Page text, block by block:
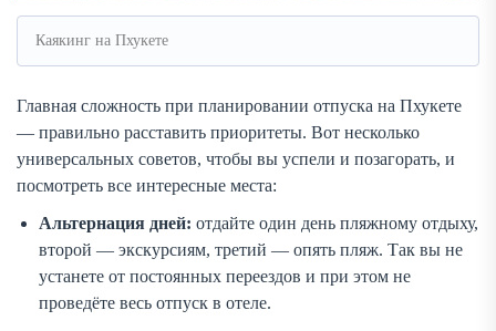
Каякинг на Пхукете
Главная сложность при планировании отпуска на Пхукете
— правильно расставить приоритеты. Вот несколько
универсальных советов, чтобы вы успели и позагорать, и
посмотреть все интересные места:
Альтернация дней: отдайте один день пляжному отдыху,
второй — экскурсиям, третий — опять пляж. Так вы не
устанете от постоянных переездов и при этом не
проведёте весь отпуск в отеле.